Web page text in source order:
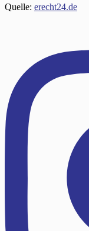
Quelle: erecht24.de